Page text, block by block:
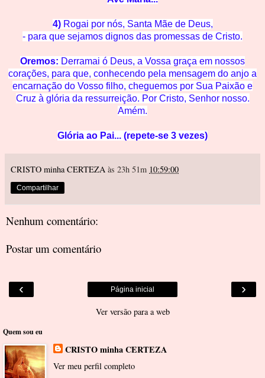
4)Rogai por nós, Santa Mãe de Deus,
- para que sejamos dignos das promessas de Cristo.
Oremos: Derramai ó Deus, a Vossa graça em nossos
corações, para que, conhecendo pela mensagem do anjo a
encarnação do Vosso filho, cheguemos por Sua Paixão e
Cruz à glória da ressurreição. Por Cristo, Senhor nosso.
Amém.
Glória ao Pai... (repete-se 3 vezes)
CRISTO minha CERTEZA às 23h 51m 10:59:00
Compartilhar
Nenhum comentário:
Postar um comentário
‹ ›
Página inicial
Ver versão para a web
Quem sou eu
CRISTO minha CERTEZA
Ver meu perfil completo